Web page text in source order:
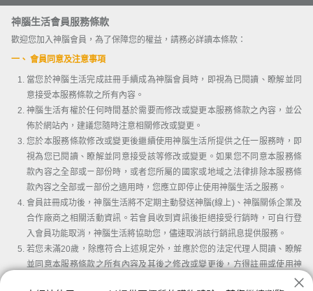
神腦生活會員服務條款
歡迎您加入神腦會員，為了保障您的權益，請務必詳讀本條款：
一、 會員同意及注意事項
當您於神腦生活完成註冊手續成為神腦會員時，即視為已閱讀、瞭解並同
意接受本服務條款之所有內容。
神腦生活有權於任何時間基於需要而修改或變更本服務條款之內容，並公
佈於網站內，建議您隨時注意相關修改或變更。
您於本服務條款修改或變更後繼續使用神腦生活所提供之任一服務時，即
視為您已閱讀、瞭解並同意接受該等修改或變更。如果您不同意本服務條
款內容之全部或ㄧ部份時，或者您所屬的國家或地域之法律排除本服務條
款內容之全部或ㄧ部份之適用時，您應立即停止使用神腦生活之服務。
會員註冊成功後，神腦生活將不定期主動發送神腦(線上)、神腦關係企業及
合作廠商之相關活動資訊。若會員收到資訊後拒絕接受行銷時，可自行登
入會員功能取消，神腦生活將協助您，儘速取消該行銷訊息提供服務。
若您未滿20歲，除應符合上述規定外，並應於您的法定代理人閱讀、瞭解
並同意本服務條款之所有內容及其後之修改或變更後，方得註冊或使用神
腦生活。當您使用或繼續使用神腦生活所提供之任一服務時，即推定您的